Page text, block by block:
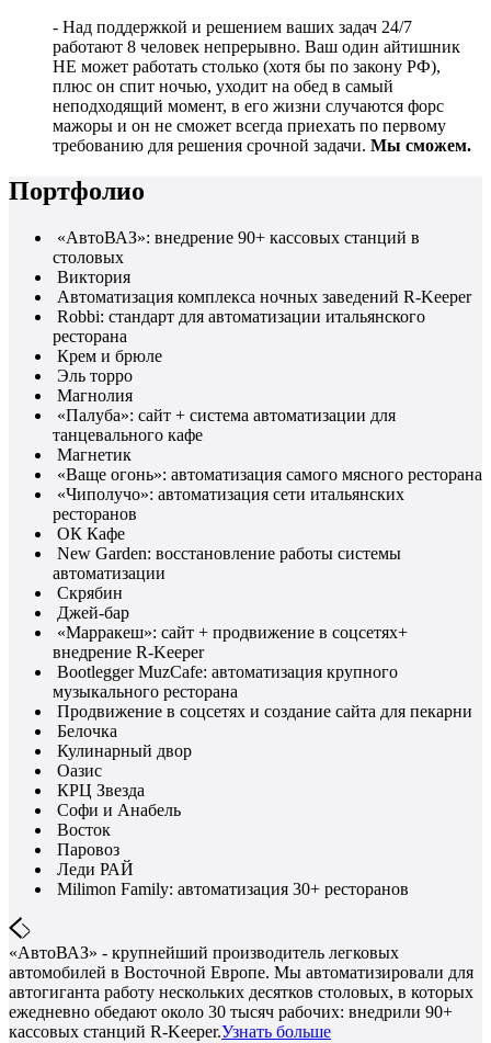
- Над поддержкой и решением ваших задач 24/7
работают 8 человек непрерывно. Ваш один айтишник
НЕ может работать столько (хотя бы по закону РФ),
плюс он спит ночью, уходит на обед в самый
неподходящий момент, в его жизни случаются форс
мажоры и он не сможет всегда приехать по первому
требованию для решения срочной задачи. Мы сможем.
Портфолио
«АвтоВАЗ»: внедрение 90+ кассовых станций в
столовых
Виктория
Автоматизация комплекса ночных заведений R-Keeper
Robbi: стандарт для автоматизации итальянского
ресторана
Крем и брюле
Эль торро
Магнолия
«Палуба»: сайт + система автоматизации для
танцевального кафе
Магнетик
«Ваще огонь»: автоматизация самого мясного ресторана
«Чиполучо»: автоматизация сети итальянских
ресторанов
ОК Кафе
New Garden: восстановление работы системы
автоматизации
Скрябин
Джей-бар
«Марракеш»: сайт + продвижение в соцсетях+
внедрение R-Keeper
Bootlegger MuzCafe: автоматизация крупного
музыкального ресторана
Продвижение в соцсетях и создание сайта для пекарни
Белочка
Кулинарный двор
Оазис
КРЦ Звезда
Софи и Анабель
Восток
Паровоз
Леди РАЙ
Milimon Family: автоматизация 30+ ресторанов
«АвтоВАЗ» - крупнейший производитель легковых
автомобилей в Восточной Европе. Мы автоматизировали для
автогиганта работу нескольких десятков столовых, в которых
ежедневно обедают около 30 тысяч рабочих: внедрили 90+
кассовых станций R-Keeper.Узнать больше